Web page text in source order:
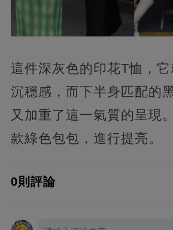
這件深灰色的印花T恤，
沉穩感，而下半身匹配的
又加重了這一氣質的呈現
款綠色包包，進行提亮。
0則評論